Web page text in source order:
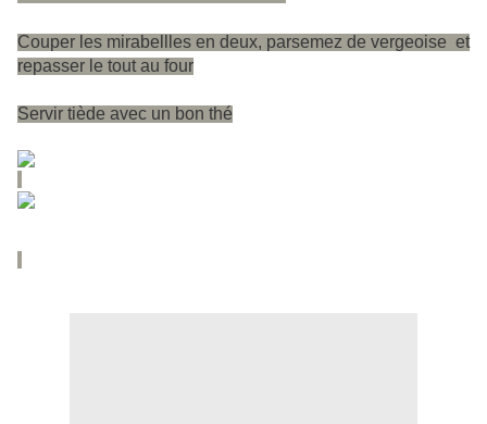
Couper les mirabellles en deux, parsemez de vergeoise et
repasser le tout au four
Servir tiède avec un bon thé